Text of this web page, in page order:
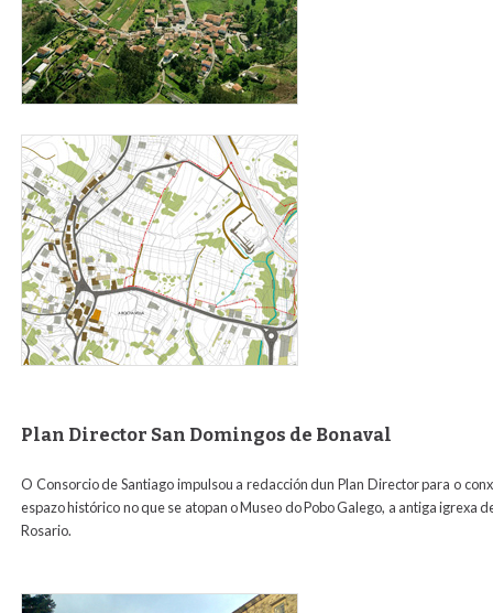
perochaparaweb2.jpg
Plan Director San Domingos de Bonaval
O Consorcio de Santiago impulsou a redacción dun Plan Director para o
espazo histórico no que se atopan o Museo do Pobo Galego, a antiga igrexa
Rosario.
san_domingos_para_web1.jpg